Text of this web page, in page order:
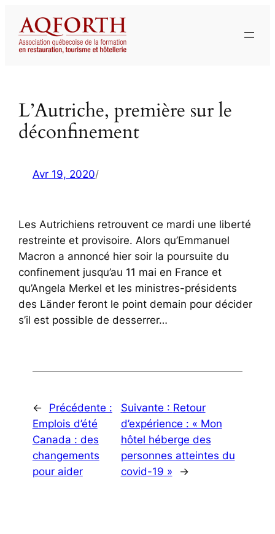
contenu
L’Autriche, première sur le
déconfinement
Avr 19, 2020/
Les Autrichiens retrouvent ce mardi une liberté
restreinte et provisoire. Alors qu’Emmanuel
Macron a annoncé hier soir la poursuite du
confinement jusqu’au 11 mai en France et
qu’Angela Merkel et les ministres-présidents
des Länder feront le point demain pour décider
s’il est possible de desserrer…
←
Précédente :
Emplois d’été
Canada : des
changements
pour aider
Suivante : Retour
d’expérience : « Mon
hôtel héberge des
personnes atteintes du
covid-19 »
→